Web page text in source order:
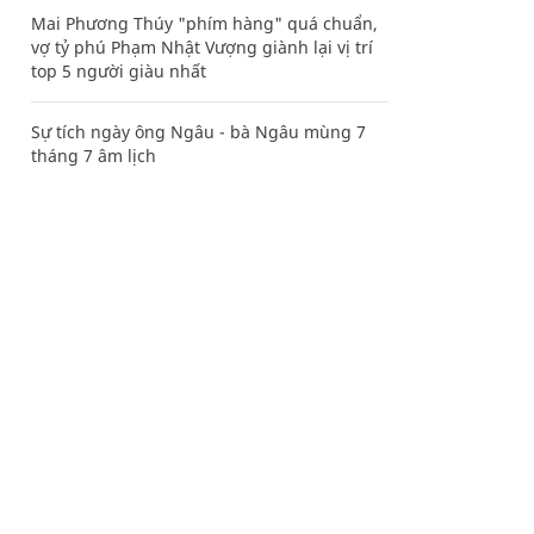
Mai Phương Thúy "phím hàng" quá chuẩn,
vợ tỷ phú Phạm Nhật Vượng giành lại vị trí
top 5 người giàu nhất
Sự tích ngày ông Ngâu - bà Ngâu mùng 7
tháng 7 âm lịch